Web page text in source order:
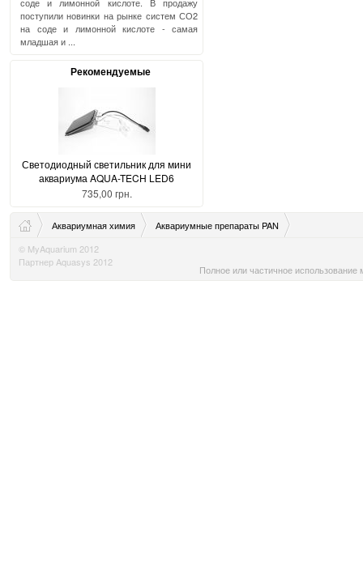
поступили новинки на рынке систем СО2
на соде и лимонной кислоте - самая
младшая и ...
Рекомендуемые
Светодиодный светильник для мини
аквариума AQUA-TECH LED6
735,00 грн.
Аквариумная химия
Аквариумные препараты PAN
© MyAquarium 2012
Партнер Aquasys 2012
Полное или частичное